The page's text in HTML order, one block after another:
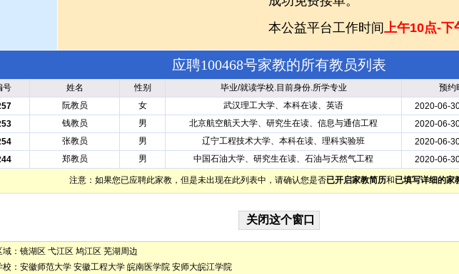
本公益平台工作时间上午10点-下
应聘100468号家教的所有教员列表
号 姓名 性别 毕业/就读学校.目前身份.所学专业
预约
阮教员 女 武汉理工大学、本科在读、英语 2020-06-
钱教员 男 北京航空航天大学、研究生在读、信息与通信工程 2020-06-
张教员 男 辽宁工程技术大学、本科在读、理科实验班 2020-06-
郑教员 男 中国石油大学、研究生在读、石油与天然气工程 2020-06-
注意：如果您已应聘此家教，但是未出现在此列表中，请确认您是否已开启家教简历和已填写详细的家
域： 镜湖区 弋江区 鸠江区 芜湖周边
校： 安徽师范大学 安徽工程大学 皖南医学院 安师大皖江学院